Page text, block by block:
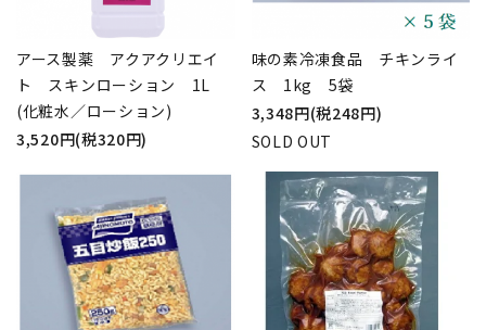
アース製薬 アクアクリエイ
ト スキンローション 1L
(化粧水／ローション)
3,520円(税320円)
味の素冷凍食品 チキンライ
ス 1kg 5袋
3,348円(税248円)
SOLD OUT